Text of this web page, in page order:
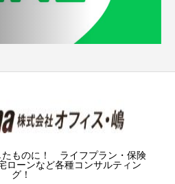
たものに！ ライフプラン・保険
ローンなど各種コンサルティン
グ！